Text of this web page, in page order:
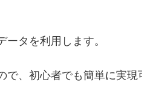
タを利用します。
、初心者でも簡単に実現